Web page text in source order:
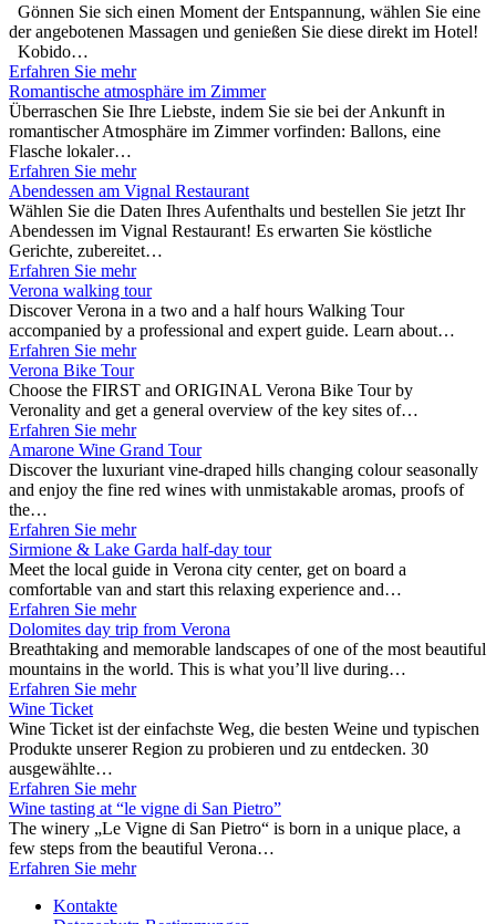
Gönnen Sie sich einen Moment der Entspannung, wählen Sie eine
der angebotenen Massagen und genießen Sie diese direkt im Hotel!
Kobido…
Erfahren Sie mehr
Romantische atmosphäre im Zimmer
Überraschen Sie Ihre Liebste, indem Sie sie bei der Ankunft in
romantischer Atmosphäre im Zimmer vorfinden: Ballons, eine
Flasche lokaler…
Erfahren Sie mehr
Abendessen am Vignal Restaurant
Wählen Sie die Daten Ihres Aufenthalts und bestellen Sie jetzt Ihr
Abendessen im Vignal Restaurant! Es erwarten Sie köstliche
Gerichte, zubereitet…
Erfahren Sie mehr
Verona walking tour
Discover Verona in a two and a half hours Walking Tour
accompanied by a professional and expert guide. Learn about…
Erfahren Sie mehr
Verona Bike Tour
Choose the FIRST and ORIGINAL Verona Bike Tour by
Veronality and get a general overview of the key sites of…
Erfahren Sie mehr
Amarone Wine Grand Tour
Discover the luxuriant vine-draped hills changing colour seasonally
and enjoy the fine red wines with unmistakable aromas, proofs of
the…
Erfahren Sie mehr
Sirmione & Lake Garda half-day tour
Meet the local guide in Verona city center, get on board a
comfortable van and start this relaxing experience and…
Erfahren Sie mehr
Dolomites day trip from Verona
Breathtaking and memorable landscapes of one of the most beautiful
mountains in the world. This is what you’ll live during…
Erfahren Sie mehr
Wine Ticket
Wine Ticket ist der einfachste Weg, die besten Weine und typischen
Produkte unserer Region zu probieren und zu entdecken. 30
ausgewählte…
Erfahren Sie mehr
Wine tasting at “le vigne di San Pietro”
The winery „Le Vigne di San Pietro“ is born in a unique place, a
few steps from the beautiful Verona…
Erfahren Sie mehr
Kontakte